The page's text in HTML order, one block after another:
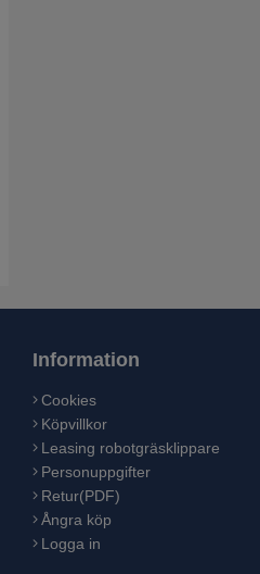
Information
Cookies
Köpvillkor
Leasing robotgräsklippare
Personuppgifter
Retur(PDF)
Ångra köp
Logga in